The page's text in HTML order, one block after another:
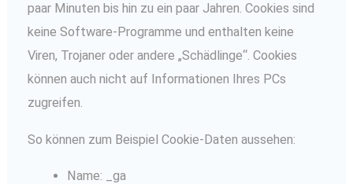
paar Minuten bis hin zu ein paar Jahren. Cookies sind
keine Software-Programme und enthalten keine
Viren, Trojaner oder andere „Schädlinge“. Cookies
können auch nicht auf Informationen Ihres PCs
zugreifen.
So können zum Beispiel Cookie-Daten aussehen:
Name: _ga